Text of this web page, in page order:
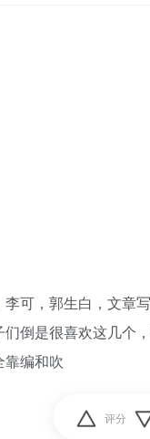
可，郭生白，文章
倒是很喜欢这几个
靠编和吹
评分